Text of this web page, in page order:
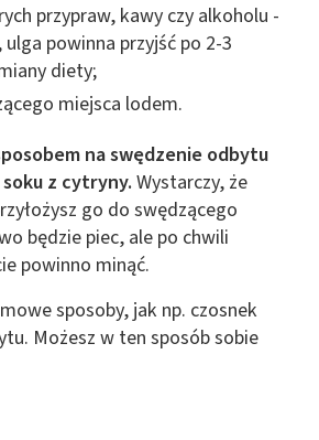
przypraw, kawy czy alkoholu -
powinna przyjść po 2-3
diety;
miejsca lodem.
na swędzenie odbytu
z cytryny.Wystarczy, że
go do swędzącego
będzie piec, ale po chwili
powinno minąć.
sposoby, jak np. czosnek
Możesz w ten sposób sobie